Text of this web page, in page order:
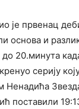
је првенац
основа и
20.минута
серију
Ненадића
поставили